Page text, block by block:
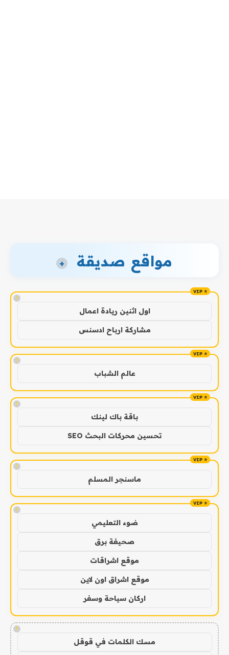
مواقع صديقة +
!
اول اثنين ريادة اعمال
مشاركة ارباح ادسنس
!
عالم الشباب
!
باقة باك لينك
تحسين محركات البحث SEO
!
ماسنجر المسلم
!
ضوء التعليمي
صحيفة برق
موقع اشراقات
موقع اشراق اون لاين
اركان سياحة وسفر
!
مسك الكلمات في قوقل